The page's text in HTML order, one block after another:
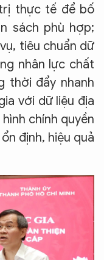
thực tế để bố
sách phù hợp;
tiêu chuẩn dữ
nhân lực chất
thời đẩy nhanh
với dữ liệu địa
chính quyền
định, hiệu quả